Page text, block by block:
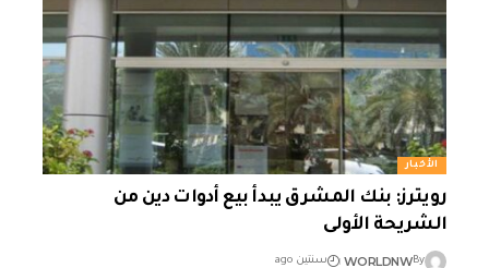
الأخبار
رويترز: بنك المشرق يبدأ بيع أدوات دين من
الشريحة الأولى
By
WORLDNW سنتين ago